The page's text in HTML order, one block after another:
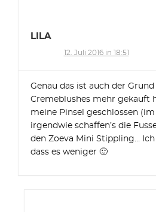
LILA
12. Juli 2016 in 18:51
Genau das ist auch der
Cremeblushes mehr gekauft
meine Pinsel geschlossen
irgendwie schaffen’s die
den Zoeva Mini Stippling…
dass es weniger 🙂